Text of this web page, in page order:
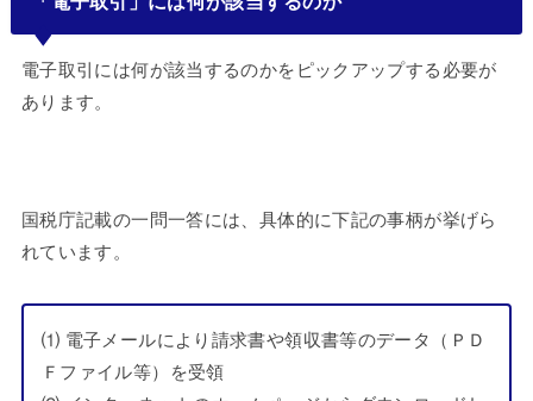
電子取引には何が該当するのかをピックアップする必要が
あります。
国税庁記載の一問一答には、具体的に下記の事柄が挙げら
れています。
⑴ 電子メールにより請求書や領収書等のデータ（ＰＤ
Ｆファイル等）を受領